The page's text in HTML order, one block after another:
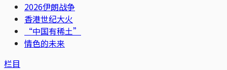
2026伊朗战争
香港世纪大火
“中国有稀土”
情色的未来
栏目